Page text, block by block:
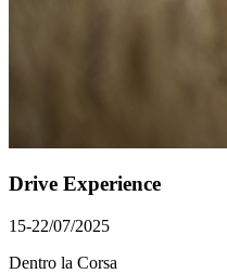
Drive Experience
15-22/07/2025
Dentro la Corsa